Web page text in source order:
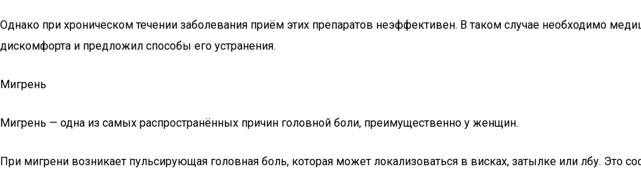
Однако при хроническом течении заболевания приём этих препаратов неэффективен. В таком случае необходимо
дискомфорта и предложил способы его устранения.
Мигрень
Мигрень — одна из самых распространённых причин головной боли, преимущественно у женщин.
При мигрени возникает пульсирующая головная боль, которая может локализоваться в висках, затылке или лбу. Это